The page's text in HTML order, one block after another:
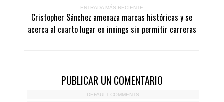
ENTRADA MÁS RECIENTE
Cristopher Sánchez amenaza marcas históricas y se
acerca al cuarto lugar en innings sin permitir carreras
PUBLICAR UN COMENTARIO
DEFAULT COMMENTS